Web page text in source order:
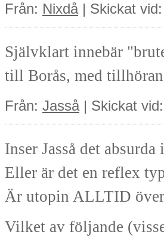
Från: Nixdå| Skickat vid:
Självklart innebär
till Borås, med
Från: Jasså| Skickat
Inser Jasså det
Eller är det en reflex
Är utopin ALLTID
Vilket av följande